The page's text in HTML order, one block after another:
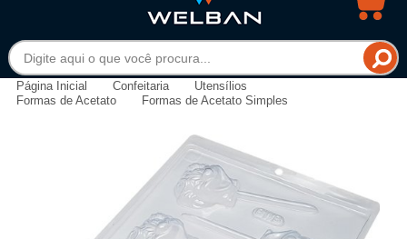
Página Inicial Confeitaria
Utensílios
Formas de Acetato
Formas de Acetato Simples